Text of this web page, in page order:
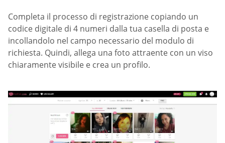
Completa il processo di registrazione copiando un
codice digitale di 4 numeri dalla tua casella di posta e
incollandolo nel campo necessario del modulo di
richiesta. Quindi, allega una foto attraente con un viso
chiaramente visibile e crea un profilo.